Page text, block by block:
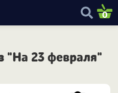
0
"На 23 февраля"